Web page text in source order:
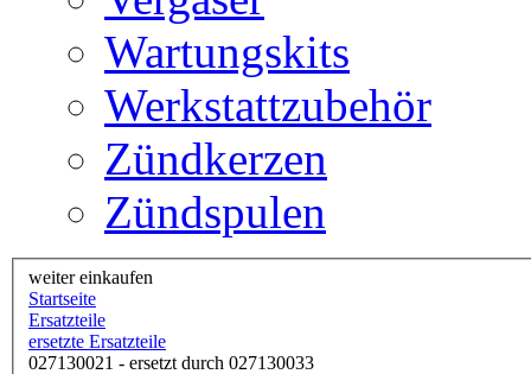
Wartungskits
Werkstattzubehör
Zündkerzen
Zündspulen
weiter einkaufen
Startseite
Ersatzteile
ersetzte Ersatzteile
027130021 - ersetzt durch 027130033